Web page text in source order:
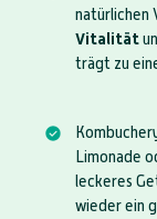
natürlichen
Vitalität
trägt zu
Limonade
leckeres
wieder ein